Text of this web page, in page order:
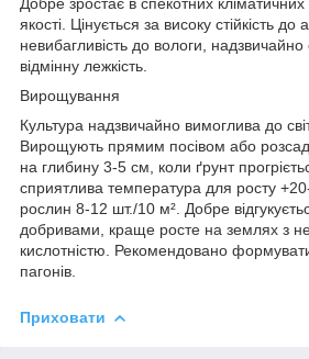
якості. Цінується за високу стійкість до
невибагливість до вологи,
відмінну лежкість.
Вирощування
Культура надзвичайно вимоглива до
Вирощують прямим посівом або
на глибину 3-5 см, коли ґрунт
сприятлива температура для росту
рослин 8-12 шт./10 м². Добре
добривами, краще росте на землях з
кислотністю. Рекомендовано
пагонів.
Приховати